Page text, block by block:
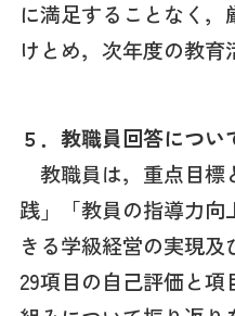
に満足することなく
けとめ，次年度の教育
５．教職員回答につい
教職員は，重点目標
践」「教員の指導力向
きる学級経営の実現及
29項目の自己評価と項